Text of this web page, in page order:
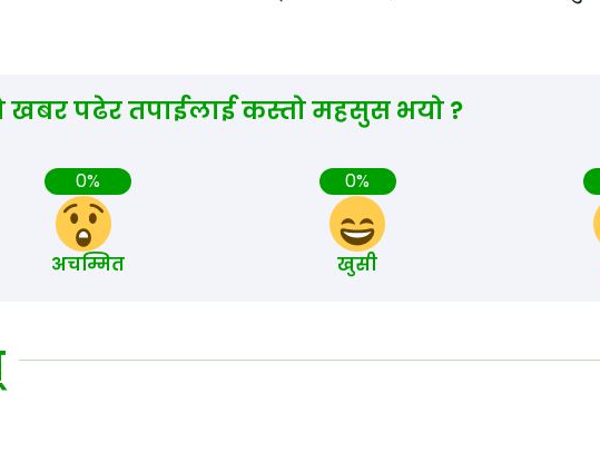
खबर पढेर तपाईलाई कस्तो महसुस भयो ?
0%
अचम्मित
0%
खुसी